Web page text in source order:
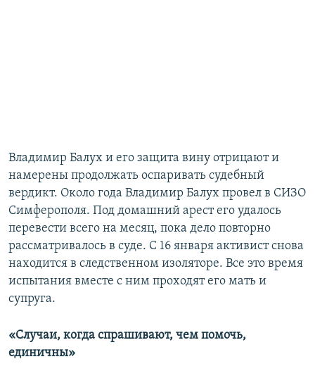
Владимир Балух и его защита вину отрицают и
намерены продолжать оспаривать судебный
вердикт. Около года Владимир Балух провел в СИЗО
Симферополя. Под домашний арест его удалось
перевести всего на месяц, пока дело повторно
рассматривалось в суде. С 16 января активист снова
находится в следственном изоляторе. Все это время
испытания вместе с ним проходят его мать и
супруга.
«Случаи, когда спрашивают, чем помочь,
единичны»